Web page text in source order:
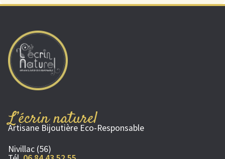
L’écrin naturel
Artisane Bijoutière Eco-Responsable
Nivillac (56)